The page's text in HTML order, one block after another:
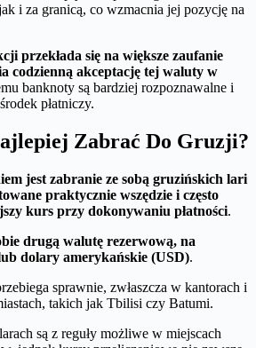
i za granicą, co wzmacnia jej pozycję na
przekłada się na większe zaufanie
codzienną akceptację tej waluty w
banknoty są bardziej rozpoznawalne i
płatniczy.
Zabrać Do Gruzji?
jest zabranie ze sobą gruzińskich lari
praktycznie wszędzie i często
kurs przy dokonywaniu płatności.
drugą walutę rezerwową, na
dolary amerykańskie (USD).
sprawnie, zwłaszcza w kantorach i
takich jak Tbilisi czy Batumi.
są z reguły możliwe w miejscach